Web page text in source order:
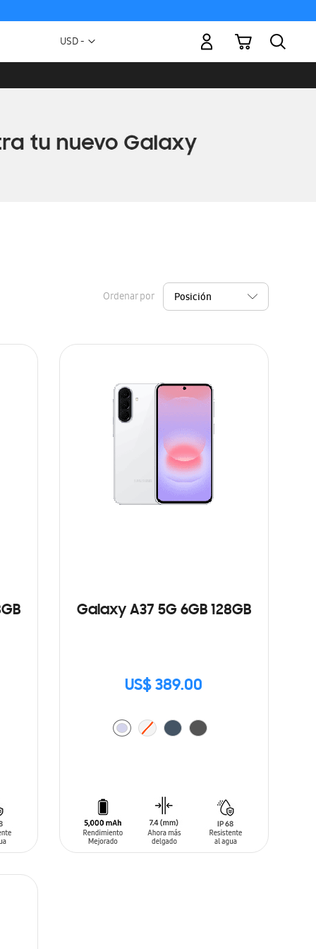
Moneda
USD -
Mi carrito
Ordenar por
Galaxy A37 5G 6GB 128GB
US$ 389.00